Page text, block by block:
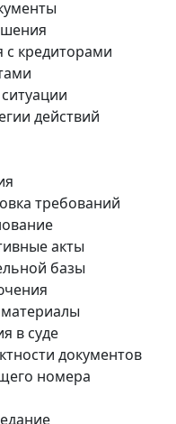
с кредиторами
действий
требований
акты
базы
в суде
документов
номера